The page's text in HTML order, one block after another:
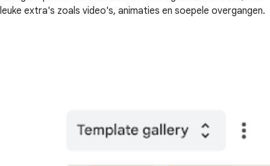
leuke extra's zoals video's, animaties en soepele overgangen.